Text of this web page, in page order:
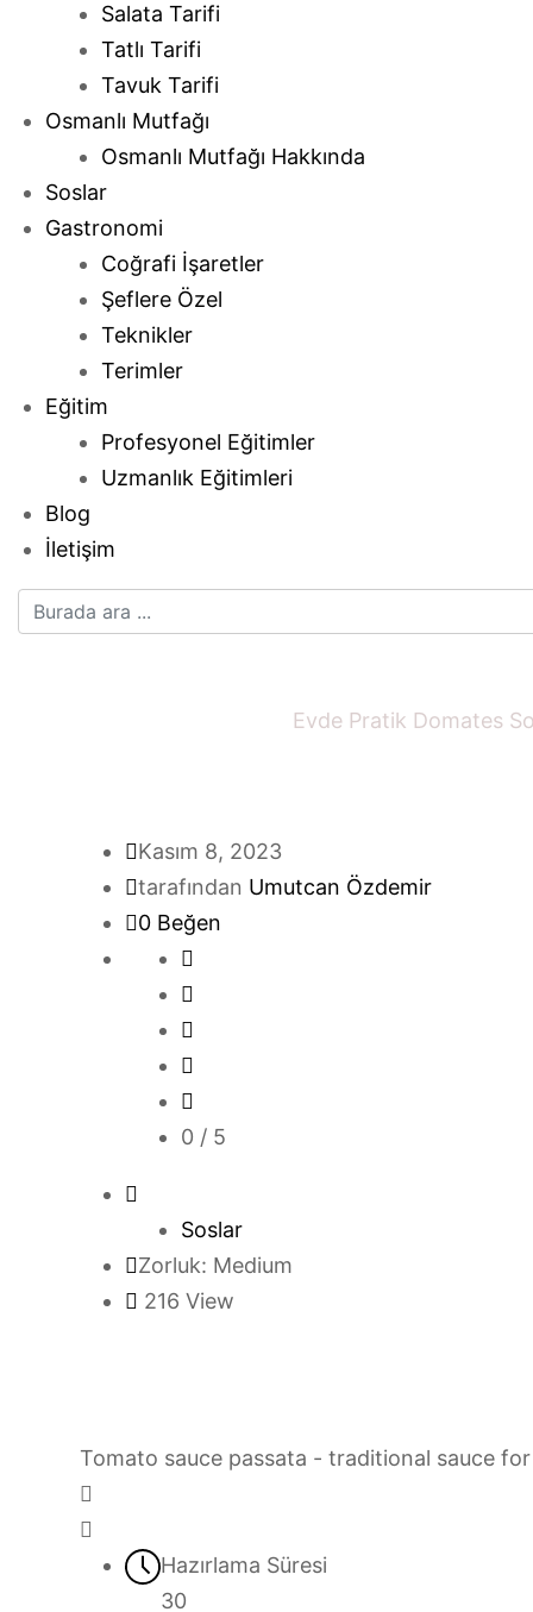
Salata Tarifi
Tatlı Tarifi
Tavuk Tarifi
Osmanlı Mutfağı
Osmanlı Mutfağı Hakkında
Soslar
Gastronomi
Coğrafi İşaretler
Şeflere Özel
Teknikler
Terimler
Eğitim
Profesyonel Eğitimler
Uzmanlık Eğitimleri
Blog
İletişim
Evde Pratik Domates
Kasım 8, 2023
tarafından Umutcan Özdemir
0 Beğen
0 / 5
Soslar
Zorluk: Medium
216 View
Tomato sauce passata - traditional sauce
Hazırlama Süresi
30